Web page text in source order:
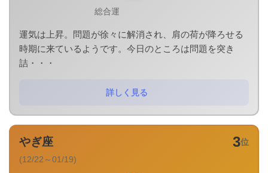
総合運
運気は上昇。問題が徐々に解消され、肩の荷が降ろせる
時期に来ているようです。今日のところは問題を突き
詰・・・
詳しく見る
3位
やぎ座
(12/22～01/19)